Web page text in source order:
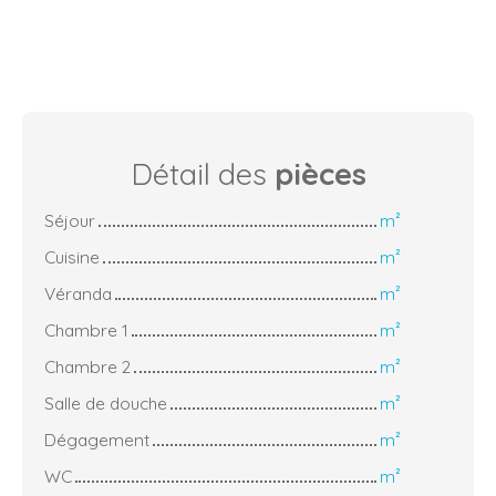
Détail des pièces
Séjour
m²
Cuisine
m²
Véranda
m²
Chambre 1
m²
Chambre 2
m²
Salle de douche
m²
Dégagement
m²
WC
m²